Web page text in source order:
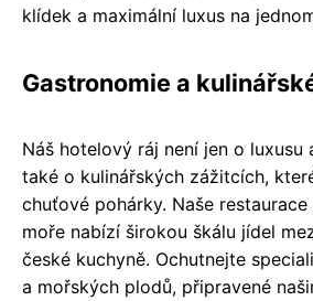
klídek a maximální luxus na
Gastronomie a
Náš hotelový ráj není jen o luxusu
také o kulinářských zážitcích,
chuťové pohárky. Naše restaurace
moře nabízí širokou škálu jídel
české kuchyně. Ochutnejte
a mořských plodů, připravené